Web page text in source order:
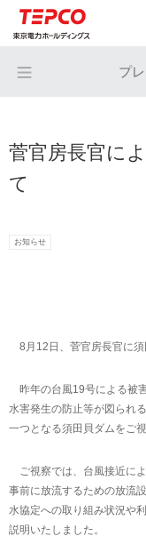
プ
菅官房長官に
て
お知らせ
8月12日、菅官房長官に須
昨年の台風19号による被
水害発生の防止等が図られ
一つとなる須田貝ダムをご
ご視察では、台風接近に
事前に放流するための放流
水協定への取り組み状況や
説明いたしました。